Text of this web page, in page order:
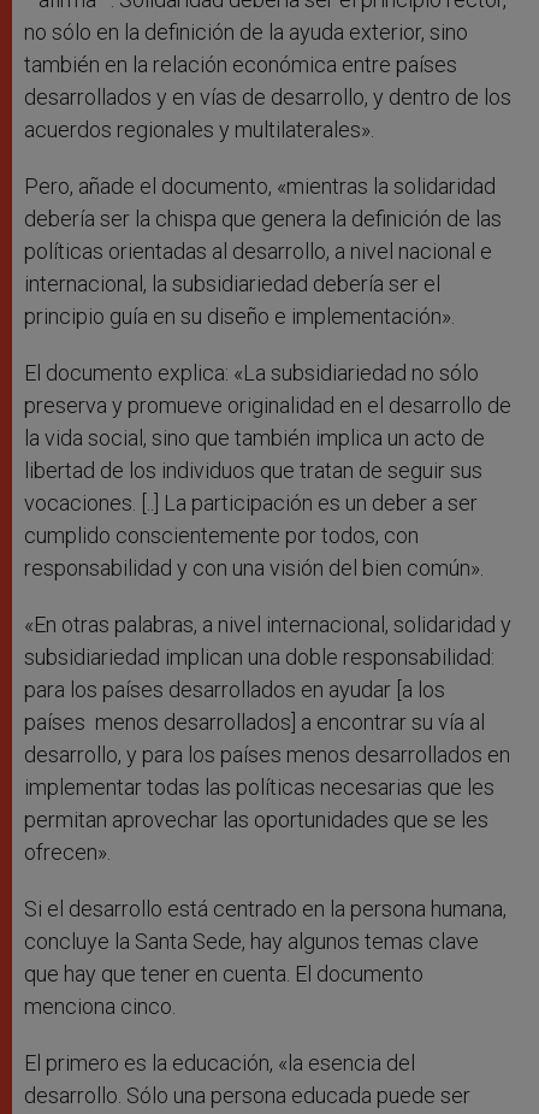
no sólo en la definición de la ayuda exterior, sino
también en la relación económica entre países
desarrollados y en vías de desarrollo, y dentro de los
acuerdos regionales y multilaterales».
Pero, añade el documento, «mientras la solidaridad
debería ser la chispa que genera la definición de las
políticas orientadas al desarrollo, a nivel nacional e
internacional, la subsidiariedad debería ser el
principio guía en su diseño e implementación».
El documento explica: «La subsidiariedad no sólo
preserva y promueve originalidad en el desarrollo de
la vida social, sino que también implica un acto de
libertad de los individuos que tratan de seguir sus
vocaciones. [..] La participación es un deber a ser
cumplido conscientemente por todos, con
responsabilidad y con una visión del bien común».
«En otras palabras, a nivel internacional, solidaridad y
subsidiariedad implican una doble responsabilidad:
para los países desarrollados en ayudar [a los
países menos desarrollados] a encontrar su vía al
desarrollo, y para los países menos desarrollados en
implementar todas las políticas necesarias que les
permitan aprovechar las oportunidades que se les
ofrecen».
Si el desarrollo está centrado en la persona humana,
concluye la Santa Sede, hay algunos temas clave
que hay que tener en cuenta. El documento
menciona cinco.
El primero es la educación, «la esencia del
desarrollo. Sólo una persona educada puede ser